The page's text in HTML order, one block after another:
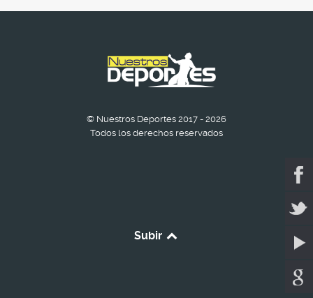
© Nuestros Deportes 2017 - 2026
Todos los derechos reservados
Subir